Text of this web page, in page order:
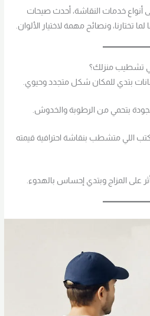
أنواع خدمات النقاشة، أحدث صيحات
تختارنا، ونصائح مهمة لاختيار الألوان.
تشطيب منزلك؟
بتدي للمكان شكل متجدد وحيوي.
بتحمي من الرطوبة والخدوش.
اللي متشطب بنقاشة احترافية قيمته
على المزاج وبتدي إحساس بالهدوء.